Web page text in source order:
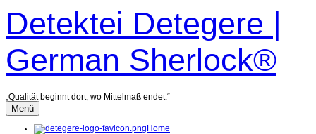
Inhalt
überspringen
Detektei Detegere |
German Sherlock®
„Qualität beginnt dort, wo Mittelmaß endet.“
Menü
Home